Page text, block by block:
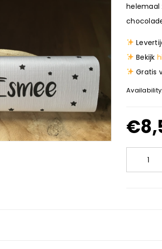
helemaal
Bekijk
Gratis
Availability:
€